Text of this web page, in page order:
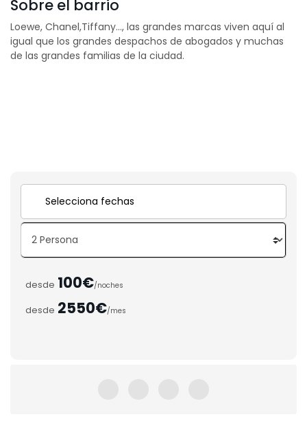
Sobre el barrio
Loewe, Chanel,Tiffany…, las grandes marcas viven aquí al
igual que los grandes despachos de abogados y muchas
de las grandes familias de la ciudad.
desde 100€/noches
desde 2550€/mes